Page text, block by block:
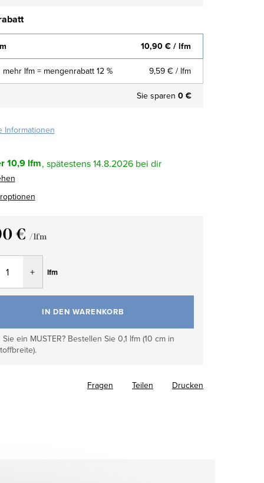
10,90 € / lfm
lfm = mengenrabatt 12 % 9,59 € / lfm
Sie sparen 0 €
Informationen
10,9 lfm 14.8.2026
€ / lfm
lfm
IN DEN WARENKORB
ein MUSTER? Bestellen Sie 0,1 lfm (10 cm in
Drucken
Fragen Teilen